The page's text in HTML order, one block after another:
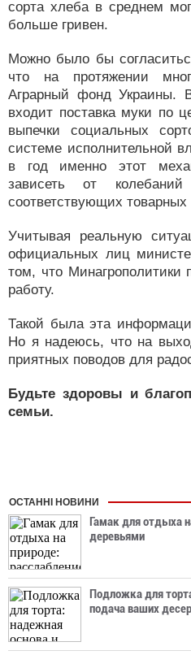
сорта хлеба в среднем
больше гривен.
Можно было бы
что на протяжении
Аграрный фонд Украины.
входит поставка муки по
выпечки социальных
системе исполнительной
в год именно этот
зависеть от
соответствующих товарных
Учитывая реальную
официальных лиц
том, что Минагрополитики
работу.
Такой была эта
Но я надеюсь, что на
приятных поводов для
Будьте здоровы и
семьи.
ОСТАННІ НОВИНИ
Гамак для отдыха
деревьями
Подложка для
подача ваших